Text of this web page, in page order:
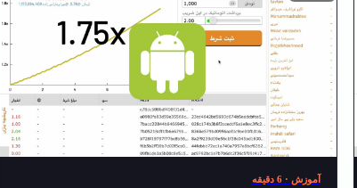
آموزش ·
6 دقیقه